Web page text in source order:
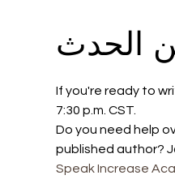
الحدث
If you're ready to
7:30 p.m. CST.
Do you need help
published author?
Speak Increase